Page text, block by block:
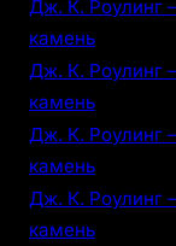
Дж. К. Роулинг
камень
Дж. К. Роулинг
камень
Дж. К. Роулинг
камень
Дж. К. Роулинг
камень